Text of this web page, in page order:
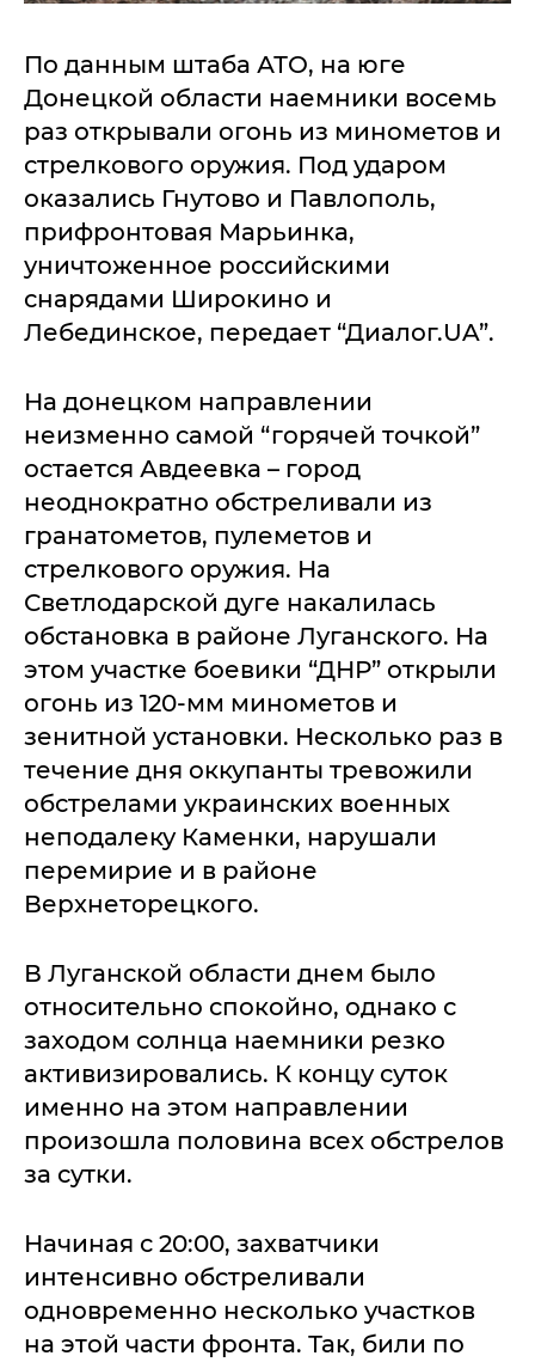
По данным штаба АТО, на юге
Донецкой области наемники восемь
раз открывали огонь из минометов и
стрелкового оружия. Под ударом
оказались Гнутово и Павлополь,
прифронтовая Марьинка,
уничтоженное российскими
снарядами Широкино и
Лебединское, передает “Диалог.UA”.
На донецком направлении
неизменно самой “горячей точкой”
остается Авдеевка – город
неоднократно обстреливали из
гранатометов, пулеметов и
стрелкового оружия. На
Светлодарской дуге накалилась
обстановка в районе Луганского. На
этом участке боевики “ДНР” открыли
огонь из 120-мм минометов и
зенитной установки. Несколько раз в
течение дня оккупанты тревожили
обстрелами украинских военных
неподалеку Каменки, нарушали
перемирие и в районе
Верхнеторецкого.
В Луганской области днем было
относительно спокойно, однако с
заходом солнца наемники резко
активизировались. К концу суток
именно на этом направлении
произошла половина всех обстрелов
за сутки.
Начиная с 20:00, захватчики
интенсивно обстреливали
одновременно несколько участков
на этой части фронта. Так, били по